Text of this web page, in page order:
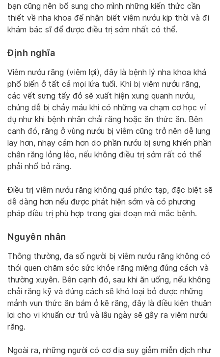
bạn cũng nên bổ sung cho mình những kiến thức cần
thiết về nha khoa để nhận biết viêm nướu kịp thời và đi
khám bác sĩ để được điều trị sớm nhất có thể.
Định nghĩa
Viêm nướu răng (viêm lợi), đây là bệnh lý nha khoa khá
phổ biến ở tất cả mọi lứa tuổi. Khi bị viêm nướu răng,
các vết sưng tấy đỏ sẽ xuất hiện xung quanh nướu,
chúng dễ bị chảy máu khi có những va chạm cơ học ví
dụ như khi bệnh nhân chải răng hoặc ăn thức ăn. Bên
cạnh đó, răng ở vùng nướu bị viêm cũng trở nên dễ lung
lay hơn, nhạy cảm hơn do phần nướu bị sưng khiến phần
chân răng lỏng lẻo, nếu không điều trị sớm rất có thể
phải nhổ bỏ răng.
Điều trị viêm nướu răng không quá phức tạp, đặc biệt sẽ
dễ dàng hơn nếu được phát hiện sớm và có phương
pháp điều trị phù hợp trong giai đoạn mới mắc bệnh.
Nguyên nhân
Thông thường, đa số người bị viêm nướu răng không có
thói quen chăm sóc sức khỏe răng miệng đúng cách và
thường xuyên. Bên cạnh đó, sau khi ăn uống, nếu không
chải răng kỹ và đúng cách sẽ khó loại bỏ được những
mảnh vụn thức ăn bám ở kẽ răng, đây là điều kiện thuận
lợi cho vi khuẩn cư trú và lâu ngày sẽ gây ra viêm nướu
răng.
Ngoài ra, những người có cơ địa suy giảm miễn dịch như